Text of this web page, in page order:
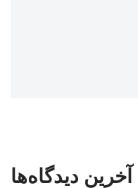
آخرین دیدگاه‌ها